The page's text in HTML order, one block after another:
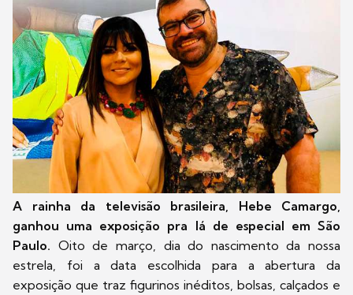
A rainha da televisão brasileira, Hebe Camargo,
ganhou uma exposição pra lá de especial em São
Paulo. Oito de março, dia do nascimento da nossa
estrela, foi a data escolhida para a abertura da
exposição que traz figurinos inéditos, bolsas, calçados e